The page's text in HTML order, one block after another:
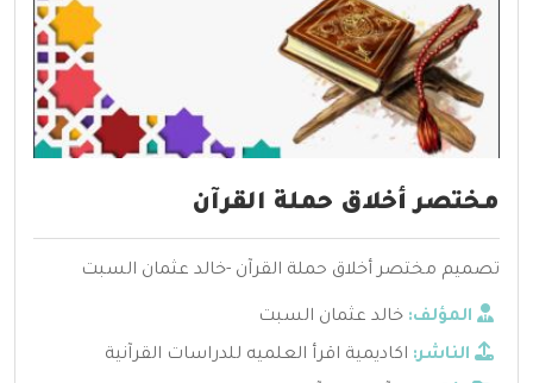
مختصر أخلاق حملة القرآن
تصميم مختصر أخلاق حملة القرآن -خالد عثمان السبت
المؤلف: خالد عثمان السبت
الناشر: اكاديمية اقرأ العلميه للدراسات القرآنية